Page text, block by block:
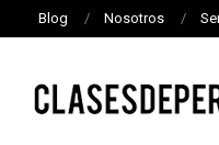
Blog Nosotros